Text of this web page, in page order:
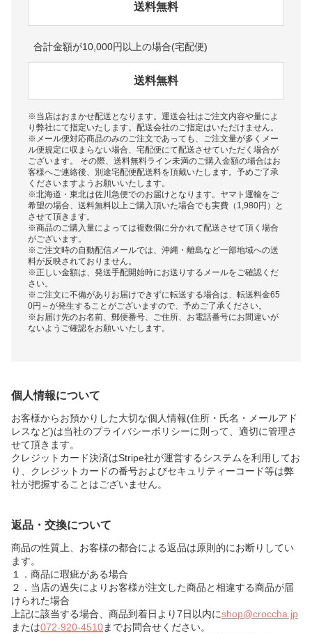
送料無料
合計金額が10,000円以上の場合(宅配便)
送料無料
※当店はおまかせ配送となります。運送会社はご注文内容や量によ
り弊社にて指定いたします。配送会社のご指定はいただけません。
※メール便対応商品のみのご注文であっても、ご注文量が多くメー
ル便規定に収まらない場合、宅配便にて配送させていただく場合が
ございます。 その際、送料無料ライン未満のご購入金額の場合はお
客様へご連絡後、別途宅配便配送料を頂戴いたします。予めご了承
くださいますようお願いいたします。
※北海道・東北は佐川急便でのお届けとなります。ヤマト運輸をご
希望の場合、送料無料以上ご購入頂いた場合でも実費（1,980円）と
させて頂きます。
※商品のご購入量によっては複数個に分かれて配送させて頂く場合
がございます。
※ご注文時の自動配信メールでは、沖縄・離島など一部地域への送
料が反映されておりません。
※正しい金額は、発送手配開始時にお送りするメールをご確認くだ
さい。
※ご注文に不備がありお届けできずに転送する場合は、転送料金65
0円～が発生することがございますので、予めご了承ください。
※お届け先のお名前、郵便番号、ご住所、お電話番号にお間違いが
ないようご確認をお願いいたします。
個人情報について
お客様からお預かりした大切な個人情報(住所・氏名・メールアド
レスなど)は当社のプライバシーポリシーに則って、適切に管理さ
せて頂きます。
クレジットカード決済はStripe社が運営するシステムを利用してお
り、クレジットカードの番号およびセキュリティーコード等は弊
社が把握することはございません。
返品・交換について
商品の性質上、お客様の都合による返品は原則的にお断りしてい
ます。
１．商品に瑕疵がある場合
２．当店の過失によりお客様が注文した商品と相違する商品が届
けられた場合
上記に該当する場合、商品到着日より7日以内にshop@croccha.jp
または072-920-4510までお問合せください。